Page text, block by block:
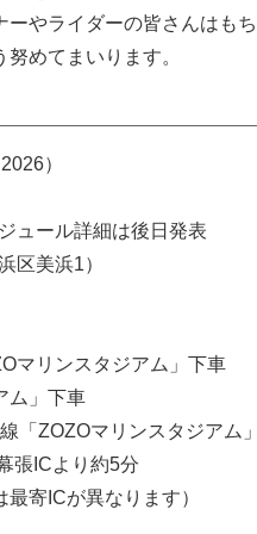
やライダーの皆さんはもち
めてまいります。
）
ュール詳細は後日発表
区美浜1）
マリンスタジアム」下車
ム」下車
「ZOZOマリンスタジアム
張ICより約5分
寄ICが異なります）